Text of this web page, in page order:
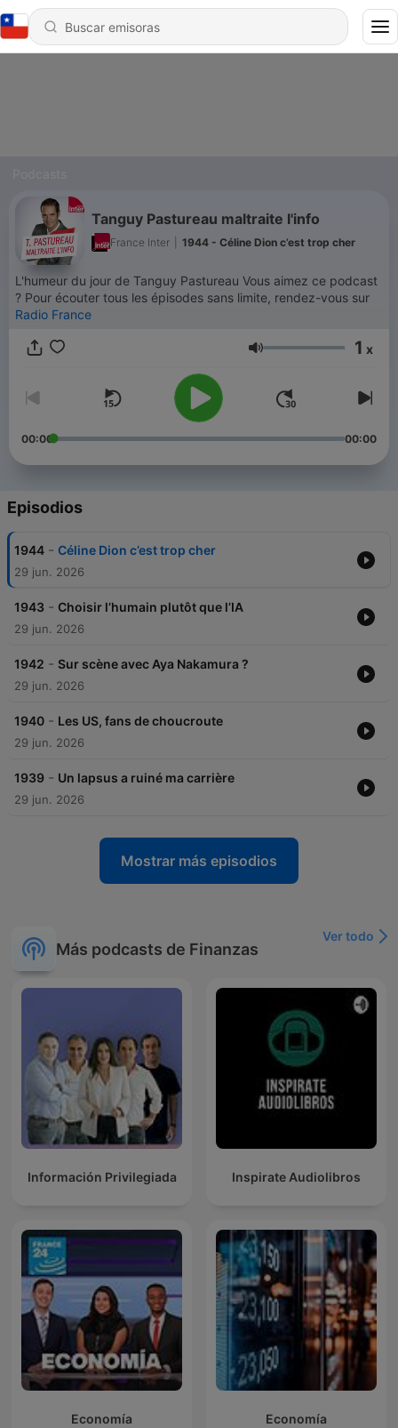
Tanguy Pastureau maltraite l'info
France Inter 1944 - Céline Dion c’est trop cher
L'humeur du jour de Tanguy Pastureau Vous aimez ce podcast
? Pour écouter tous les épisodes sans limite, rendez-vous sur
Radio France
Volumen 1 x
00:00 00:00
Episodios
1944 - Céline Dion c’est trop cher
29 jun. 2026
1943 - Choisir l’humain plutôt que l’IA
29 jun. 2026
1942 - Sur scène avec Aya Nakamura ?
29 jun. 2026
1940 - Les US, fans de choucroute
29 jun. 2026
1939 - Un lapsus a ruiné ma carrière
29 jun. 2026
Mostrar más episodios
Más podcasts de Finanzas
Ver todo
Información Privilegiada Inspirate Audiolibros
Economía Economía